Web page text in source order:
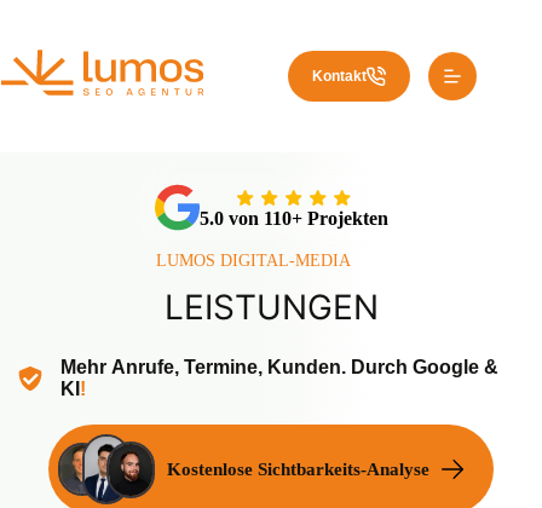
springen
Kontakt
5.0 von 110+ Projekten
LUMOS DIGITAL-MEDIA
LEISTUNGEN
Mehr Anrufe, Termine, Kunden. Durch Google &
KI !
Kostenlose Sichtbarkeits-Analyse